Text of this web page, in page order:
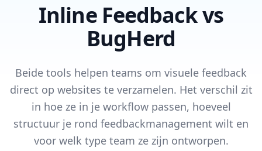
Inline Feedback vs
BugHerd
Beide tools helpen teams om visuele feedback
direct op websites te verzamelen. Het verschil zit
in hoe ze in je workflow passen, hoeveel
structuur je rond feedbackmanagement wilt en
voor welk type team ze zijn ontworpen.